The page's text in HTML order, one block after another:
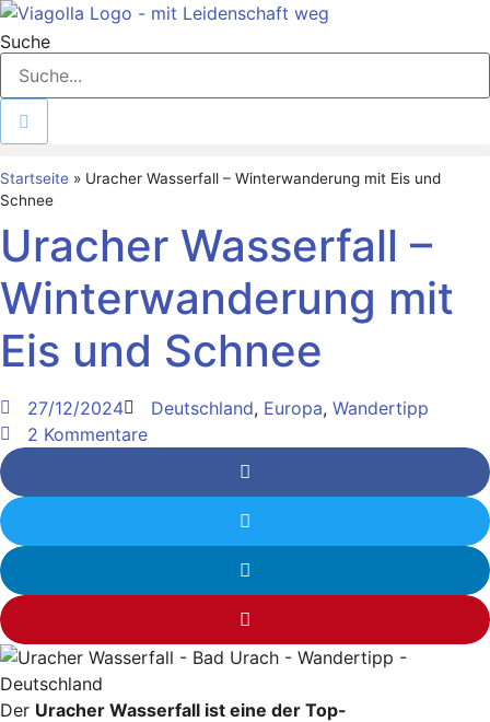
Zum
Inhalt
springen
Suche
Startseite » Uracher Wasserfall – Winterwanderung mit Eis und
Schnee
Uracher Wasserfall –
Winterwanderung mit
Eis und Schnee
27/12/2024 Deutschland, Europa, Wandertipp
2 Kommentare
Der Uracher Wasserfall ist eine der Top-